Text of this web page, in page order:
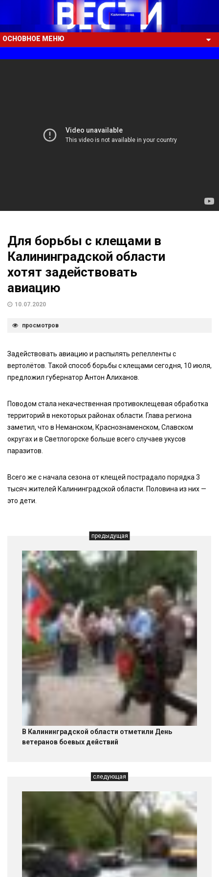
ОСНОВНОЕ МЕНЮ
Для борьбы с клещами в
Калининградской области
хотят задействовать
авиацию
10.07.2020
просмотров
Задействовать авиацию и распылять репелленты с
вертолётов. Такой способ борьбы с клещами сегодня, 10 июля,
предложил губернатор Антон Алиханов.
Поводом стала некачественная противоклещевая обработка
территорий в некоторых районах области. Глава региона
заметил, что в Неманском, Краснознаменском, Славском
округах и в Светлогорске больше всего случаев укусов
паразитов.
Всего же с начала сезона от клещей пострадало порядка 3
тысяч жителей Калининградской области. Половина из них —
это дети.
предыдущая
В Калининградской области отметили День
ветеранов боевых действий
следующая